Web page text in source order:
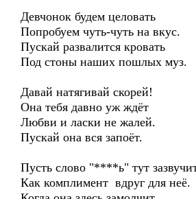
Девчонок будем целовать
Попробуем чуть-чуть на вкус.
Пускай развалится кровать
Под стоны наших пошлых муз.
Давай натягивай скорей!
Она тебя давно уж ждёт
Любви и ласки не жалей.
Пускай она вся запоёт.
Пусть слово "****ь" тут
Как комплимент вдруг для неё.